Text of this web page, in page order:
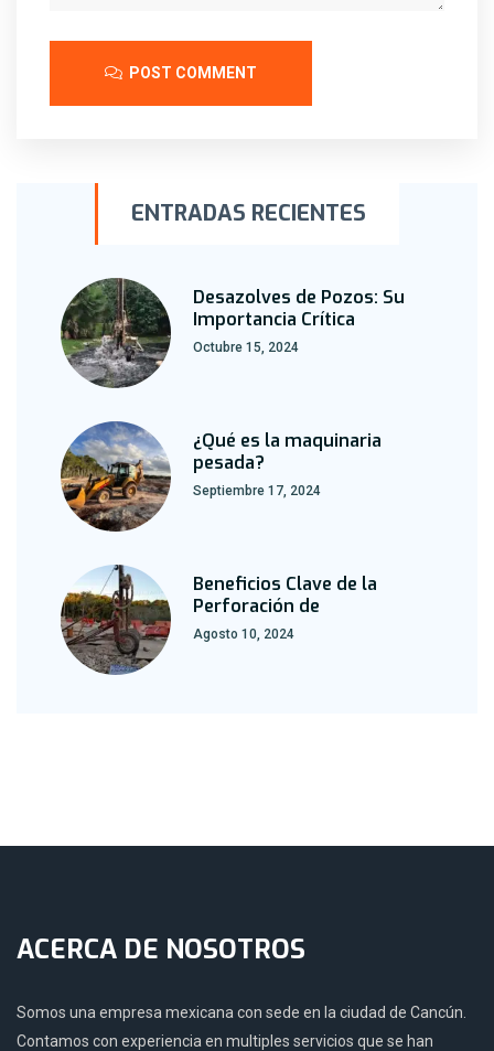
POST COMMENT
ENTRADAS RECIENTES
Desazolves de Pozos: Su
Importancia Crítica
Octubre 15, 2024
¿Qué es la maquinaria
pesada?
Septiembre 17, 2024
Beneficios Clave de la
Perforación de
Agosto 10, 2024
ACERCA DE NOSOTROS
Somos una empresa mexicana con sede en la ciudad de Cancún.
Contamos con experiencia en multiples servicios que se han